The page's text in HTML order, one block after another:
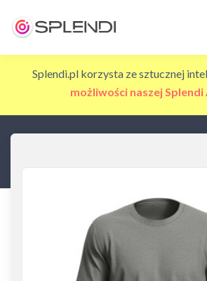
Splendi.pl korzysta ze sztucznej
możliwości naszej Splendi